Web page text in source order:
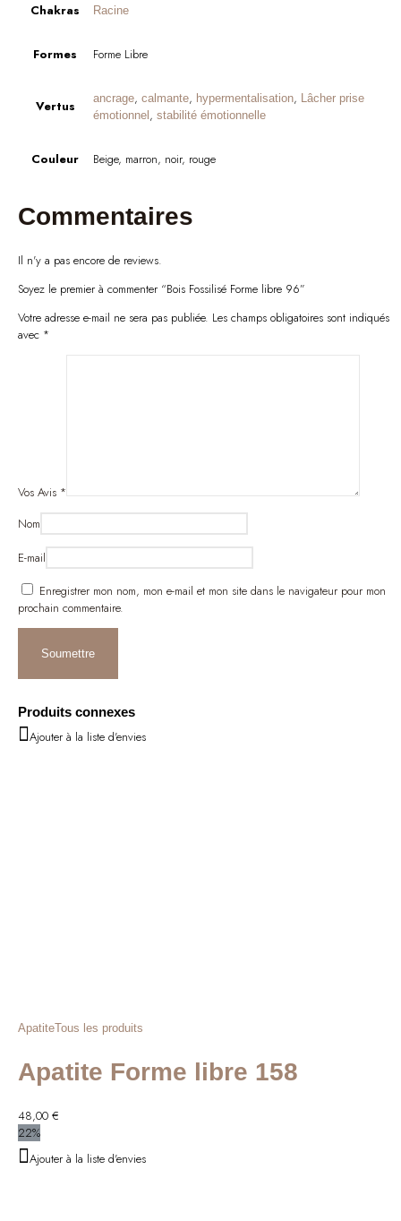
Chakras Racine
Formes Forme Libre
Vertus ancrage, calmante, hypermentalisation,
Lâcher prise
émotionnel , stabilité émotionnelle
Couleur Beige, marron, noir, rouge
Commentaires
Il n'y a pas encore de reviews.
Soyez le premier à commenter “Bois Fossilisé Forme libre 96”
Votre adresse e-mail ne sera pas publiée. Les champs obligatoires sont indiqués
avec *
Vos Avis *
Nom
E-mail
Enregistrer mon nom, mon e-mail et mon site dans le navigateur pour mon
prochain commentaire.
Produits connexes
Ajouter à la liste d'envies
ApatiteTous les produits
Apatite Forme libre 158
48,00 €
22%
Ajouter à la liste d'envies